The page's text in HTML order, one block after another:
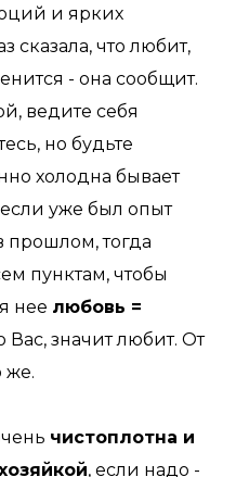
и ярких
сказала, что любит,
- она сообщит.
ведите себя
но будьте
холодна бывает
уже был опыт
тогда
пунктам, чтобы
нее любовь =
Вас, значит любит. От
же.
чистоплотна и
, если надо -